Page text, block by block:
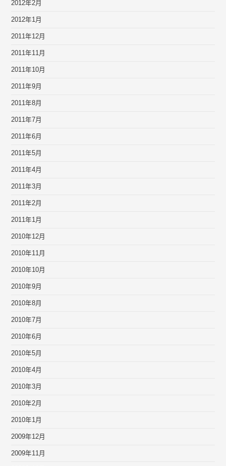
2012年2月
2012年1月
2011年12月
2011年11月
2011年10月
2011年9月
2011年8月
2011年7月
2011年6月
2011年5月
2011年4月
2011年3月
2011年2月
2011年1月
2010年12月
2010年11月
2010年10月
2010年9月
2010年8月
2010年7月
2010年6月
2010年5月
2010年4月
2010年3月
2010年2月
2010年1月
2009年12月
2009年11月